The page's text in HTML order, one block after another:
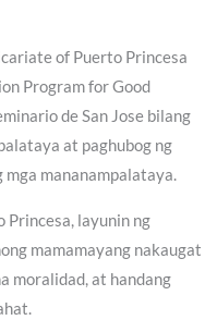
of Puerto Princesa
Program for Good
de San Jose bilang
at paghubog ng
mga mananampalataya.
Princesa, layunin ng
mamamayang nakaugat
moralidad, at handang